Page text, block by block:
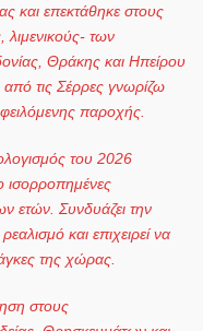
και επεκτάθηκε στους
λιμενικούς- των
Θράκης και Ηπείρου
τις Σέρρες γνωρίζω
παροχής.
του 2026
ισορροπημένες
ετών. Συνδυάζει την
και επιχειρεί να
της χώρας.
στους